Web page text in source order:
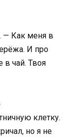
— Как меня в
И про
в чай. Твоя
клетку.
но я не